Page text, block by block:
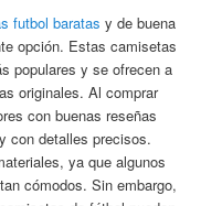
futbol baratas y de buena
opción. Estas camisetas
populares y se ofrecen a
originales. Al comprar
con buenas reseñas
con detalles precisos.
ya que algunos
cómodos. Sin embargo,